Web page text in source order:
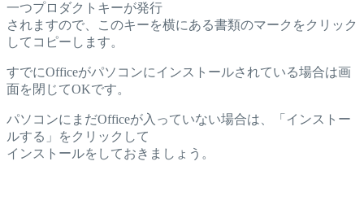
一つプロダクトキーが発行
されますので、このキーを横にある書類のマークをクリック
してコピーします。
すでにOfficeがパソコンにインストールされている場合は画
面を閉じてOKです。
パソコンにまだOfficeが入っていない場合は、「インストー
ルする」をクリックして
インストールをしておきましょう。